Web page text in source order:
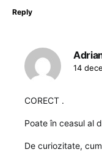
Reply
14
CORECT .
Poate în ceasul al
De curiozitate,